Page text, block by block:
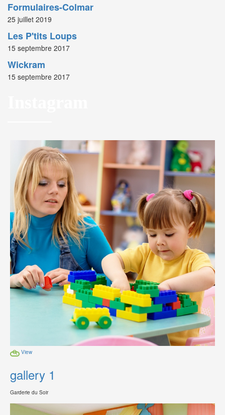
Formulaires-Colmar
25 juillet 2019
Les P'tits Loups
15 septembre 2017
Wickram
15 septembre 2017
View
gallery 1
Garderie du Soir